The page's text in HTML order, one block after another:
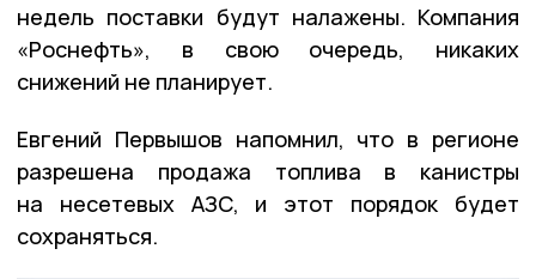
недель поставки будут налажены. Компания
«Роснефть», в свою очередь, никаких
снижений не планирует.
Евгений Первышов напомнил, что в регионе
разрешена продажа топлива в канистры
на несетевых АЗС, и этот порядок будет
сохраняться.